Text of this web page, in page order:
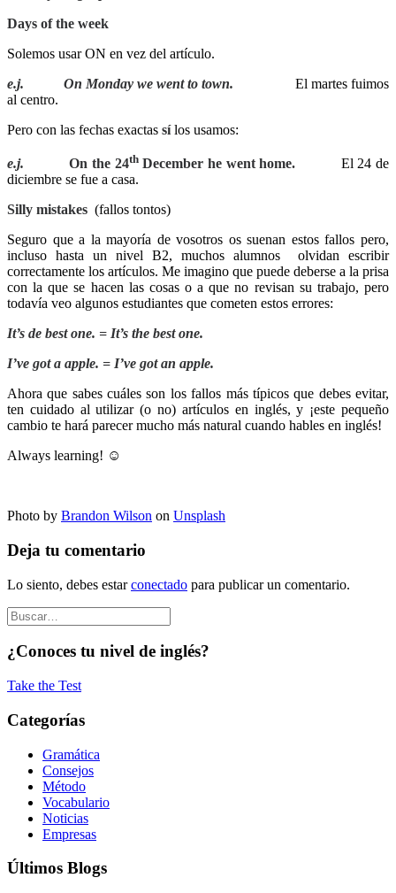
Days of the week
Solemos usar ON en vez del artículo.
e.j.
On Monday we went to town.
El martes fuimos
al centro.
Pero con las fechas exactas sílos usamos:
e.j. On the 24thDecember he went home.
El 24 de
diciembre se fue a casa.
Silly mistakes (fallos tontos)
Seguro que a la mayoría de vosotros os suenan estos fallos pero,
incluso hasta un nivel B2, muchos alumnos
olvidan escribir
correctamente los artículos. Me imagino que puede deberse a la prisa
con la que se hacen las cosas o a que no revisan su trabajo, pero
todavía veo algunos estudiantes que cometen estos errores:
It’s de best one. = It’s the best one.
I’ve gota apple. = I’ve got an apple.
Ahora que sabes cuáles son los fallos más típicos que debes evitar,
ten cuidado al utilizar (o no) artículos en inglés, y ¡este pequeño
cambio te hará parecer mucho más natural cuando hables en inglés!
Always learning! ☺
Photo by Brandon Wilson on Unsplash
Deja tu comentario
Lo siento, debes estarconectado para publicar un comentario.
¿Conoces tu nivel de inglés?
Take the Test
Categorías
Gramática
Consejos
Método
Vocabulario
Noticias
Empresas
Últimos Blogs